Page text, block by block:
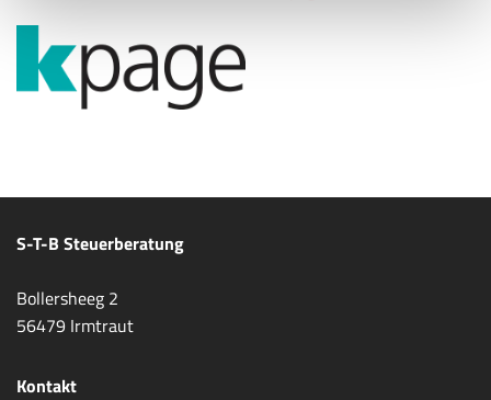
S-T-B Steuerberatung
Bollersheeg 2
56479 Irmtraut
Kontakt